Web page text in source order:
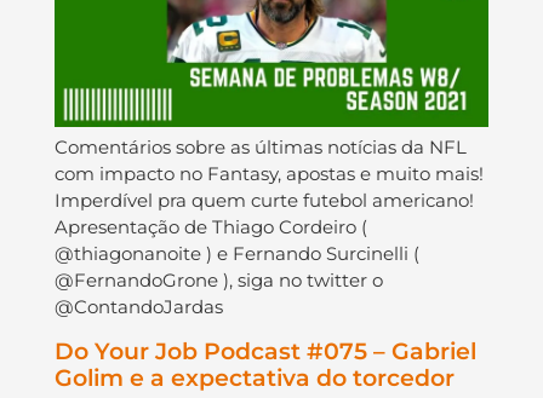
Comentários sobre as últimas notícias da NFL
com impacto no Fantasy, apostas e muito mais!
Imperdível pra quem curte futebol americano!
Apresentação de Thiago Cordeiro (
@thiagonanoite ) e Fernando Surcinelli (
@FernandoGrone ), siga no twitter o
@ContandoJardas
Do Your Job Podcast #075 – Gabriel
Golim e a expectativa do torcedor